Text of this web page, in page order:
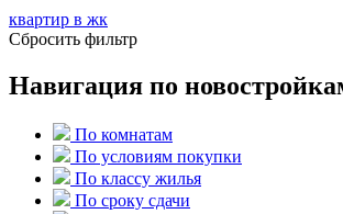
квартир в жк
Сбросить фильтр
Навигация по
По комнатам
По условиям покупки
По классу жилья
По сроку сдачи